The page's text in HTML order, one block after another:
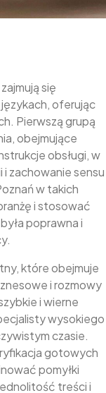
się
oferując
Pierwszą grupą
obejmujące
obsługi, w
zachowanie sensu
w takich
i stosować
poprawna i
które obejmuje
i rozmowy
i wierne
wysokiego
czasie.
gotowych
pomyłki
treści i